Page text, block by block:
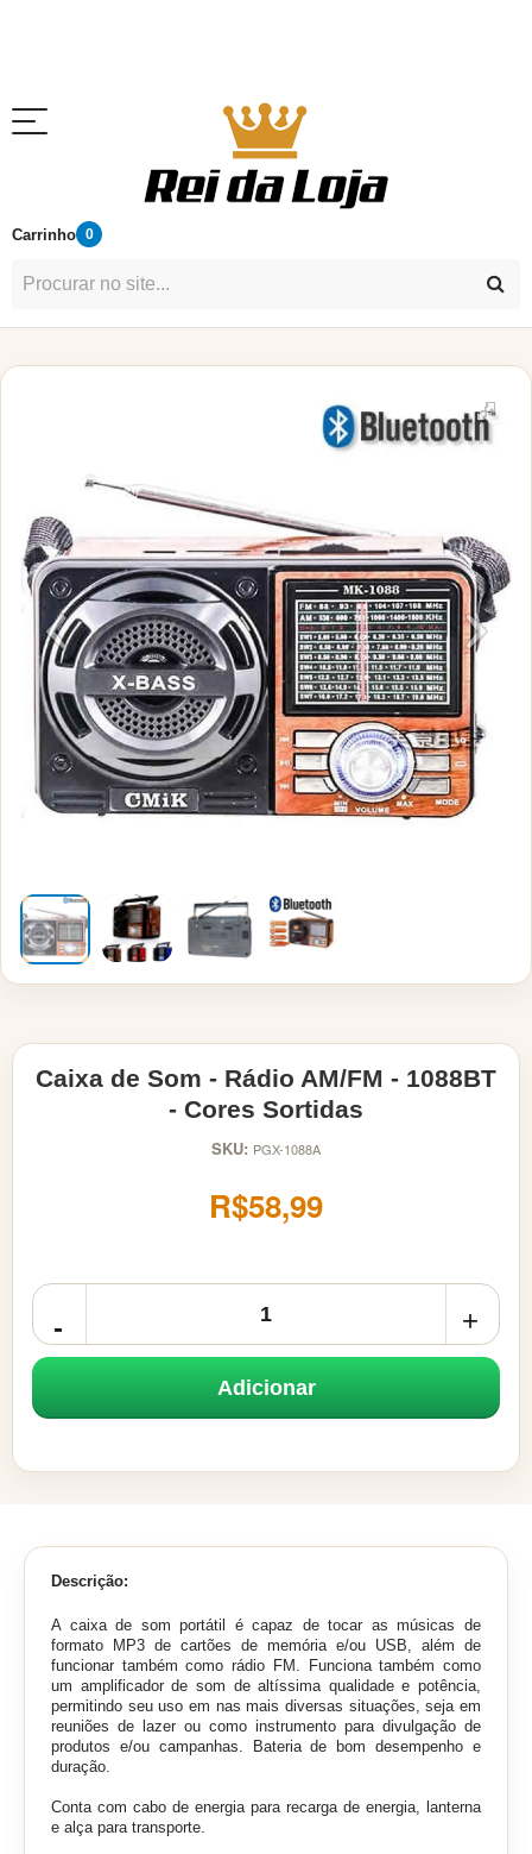
Carrinho 0
Caixa de Som - Rádio AM/FM - 1088BT
- Cores Sortidas
SKU: PGX-1088A
R$58,99
Adicionar
Descrição:
A caixa de som portátil é capaz de tocar as músicas de
formato MP3 de cartões de memória e/ou USB, além de
funcionar também como rádio FM. Funciona também como
um amplificador de som de altíssima qualidade e potência,
permitindo seu uso em nas mais diversas situações, seja em
reuniões de lazer ou como instrumento para divulgação de
produtos e/ou campanhas. Bateria de bom desempenho e
duração.
Conta com cabo de energia para recarga de energia, lanterna
e alça para transporte.